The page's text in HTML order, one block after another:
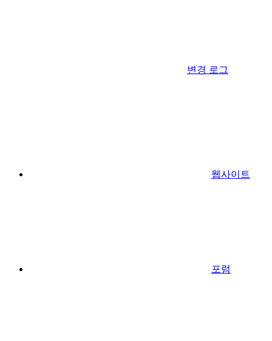
변경 로그
웹사이트
포럼